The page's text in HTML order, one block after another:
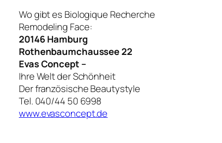
Wo gibt es Biologique Recherche
Remodeling Face:
20146 Hamburg
Rothenbaumchaussee 22
Evas Concept –
Ihre Welt der Schönheit
Der französische Beautystyle
Tel. 040/44 50 6998
www.evasconcept.de